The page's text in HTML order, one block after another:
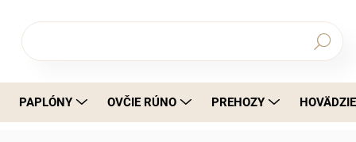
Hľadať
PAPLÓNY OVČIE RÚNO PREHOZY